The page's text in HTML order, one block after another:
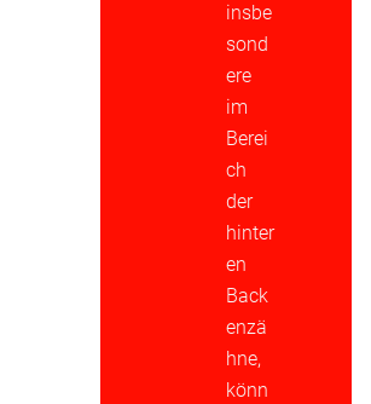
insbe
sond
ere
im
Berei
ch
der
hinter
en
Back
enzä
hne,
könn